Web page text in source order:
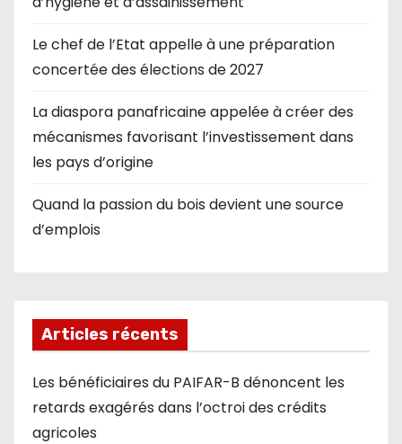
Le chef de l’Etat appelle à une préparation
concertée des élections de 2027
La diaspora panafricaine appelée à créer des
mécanismes favorisant l’investissement dans
les pays d’origine
Quand la passion du bois devient une source
d’emplois
Articles récents
Les bénéficiaires du PAIFAR-B dénoncent les
retards exagérés dans l’octroi des crédits
agricoles